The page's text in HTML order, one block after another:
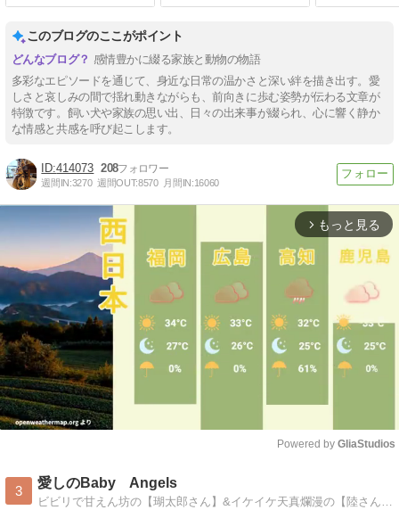
このブログのここがポイント
感情豊かに綴る家族と動物の物語
多彩なエピソードを通じて、身近な日常の温かさと深い絆を描き出す。愛
しさと哀しみの間で揺れ動きながらも、前向きに歩む姿勢が伝わる文章が
特徴です。飼い犬や家族の思い出、日々の出来事が綴られ、心に響く静か
な情感と共感を呼び起こします。
414073 208
週間IN:3270 週間OUT:8570 月間IN:16060
arrow_forward_ios もっと見る
Powered by GliaStudios
3
愛しのBaby Angels
ビビリで甘えん坊の【瑚太郎さん】&イケイケ天真爛漫の【陸さん】俺達は仲良しエンジェルズ！そんなダックス２匹の日々を、東海からお届けしてます！